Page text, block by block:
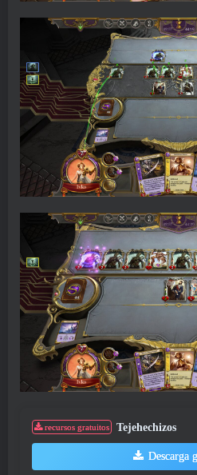
recursos gratuitos Tejehechizos
Descarga